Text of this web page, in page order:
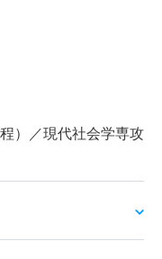
）／現代社会学専攻